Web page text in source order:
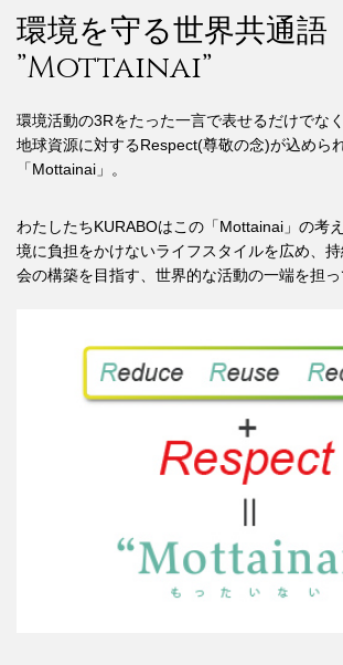
環境を守る世界共通語
”Mottainai”
環境活動の3Rをたった一言で表せるだけでな
地球資源に対するRespect(尊敬の念)が込めら
「Mottainai」。
わたしたちKURABOはこの「Mottainai」の考
境に負担をかけないライフスタイルを広め、
会の構築を目指す、世界的な活動の一端を担っ